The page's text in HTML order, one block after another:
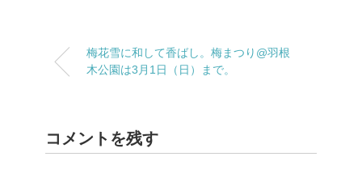
梅花雪に和して香ばし。梅まつり@羽根
木公園は3月1日（日）まで。
コメントを残す